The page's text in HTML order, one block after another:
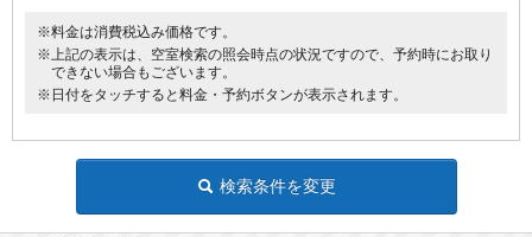
※料金は消費税込み価格です。
※上記の表示は、空室検索の照会時点の状況ですので、予約時にお取り
できない場合もございます。
※日付をタッチすると料金・予約ボタンが表示されます。
検索条件を変更